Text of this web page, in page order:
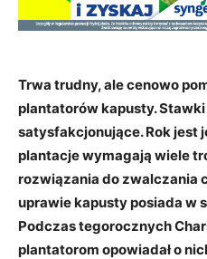
Trwa trudny, ale cenowo
plantatorów kapusty.
satysfakcjonujące. Rok jest
plantacje wymagają wiele
rozwiązania do zwalczania
uprawie kapusty posiada w
Podczas tegorocznych
plantatorom opowiadał o